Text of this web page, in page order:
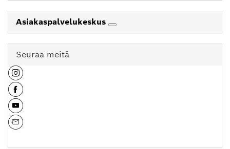
Asiakaspalvelukeskus
Seuraa meitä